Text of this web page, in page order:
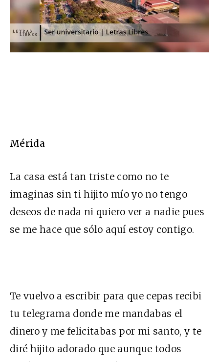
Mérida
La casa está tan triste como no te
imaginas sin ti hijito mío yo no tengo
deseos de nada ni quiero ver a nadie pues
se me hace que sólo aquí estoy contigo.
Te vuelvo a escribir para que cepas recibi
tu telegrama donde me mandabas el
dinero y me felicitabas por mi santo, y te
diré hijito adorado que aunque todos